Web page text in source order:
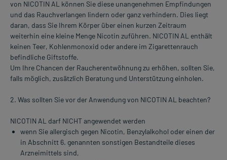
von NICOTIN AL können Sie diese unangenehmen Empfindungen
und das Rauchverlangen lindern oder ganz verhindern. Dies liegt
daran, dass Sie Ihrem Körper über einen kurzen Zeitraum
weiterhin eine kleine Menge Nicotin zuführen. NICOTIN AL enthält
keinen Teer, Kohlenmonoxid oder andere im Zigarettenrauch
befindliche Giftstoffe.
Um Ihre Chancen der Raucherentwöhnung zu erhöhen, sollten Sie,
falls möglich, zusätzlich Beratung und Unterstützung einholen.
2. Was sollten Sie vor der Anwendung von NICOTIN AL beachten?
NICOTIN AL darf NICHT angewendet werden
wenn Sie allergisch gegen Nicotin, Benzylalkohol oder einen der
in Abschnitt 6. genannten sonstigen Bestandteile dieses
Arzneimittels sind,